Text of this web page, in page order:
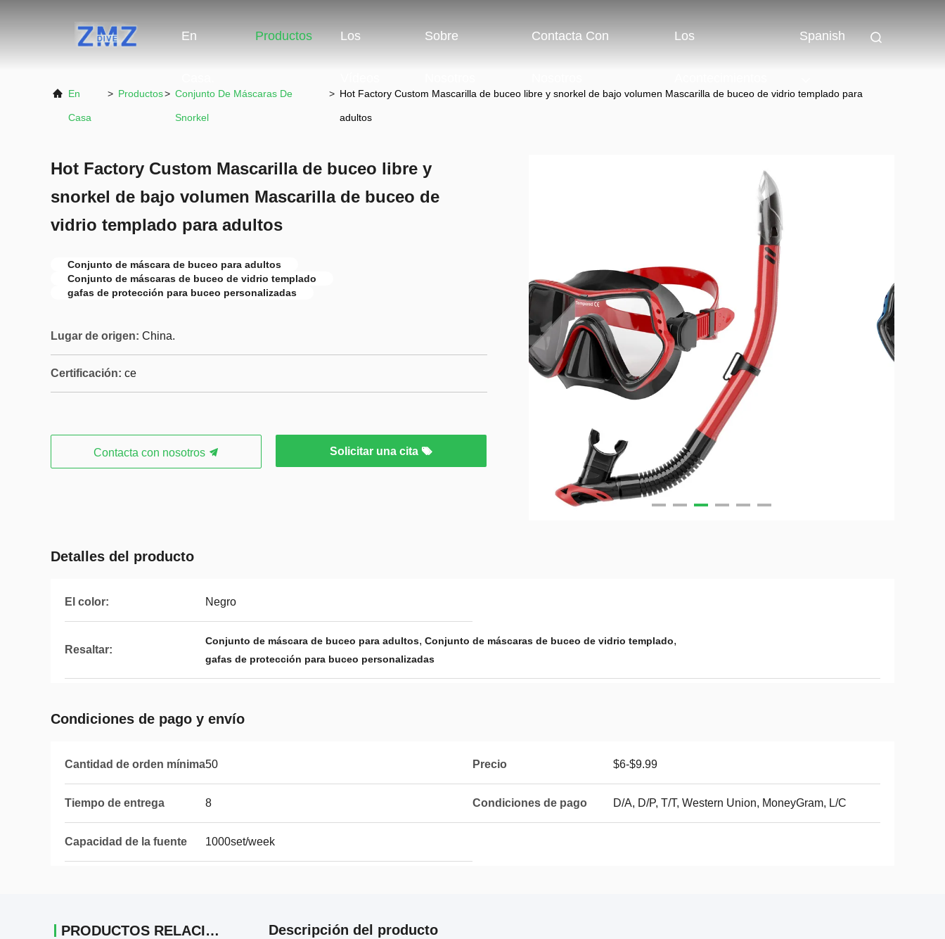
En Productos Los Sobre Contacta Con Los Spanish
En
Casa
> Productos> Conjunto De Máscaras De
Snorkel
> Hot Factory Custom Mascarilla de buceo libre y snorkel de bajo volumen Mascarilla de buceo de vidrio templado para
adultos
Hot Factory Custom Mascarilla de buceo libre y
snorkel de bajo volumen Mascarilla de buceo de
vidrio templado para adultos
Conjunto de máscara de buceo para adultos
Conjunto de máscaras de buceo de vidrio templado
gafas de protección para buceo personalizadas
Lugar de origen: China.
Certificación: ce
Contacta con nosotros Solicitar una cita
Detalles del producto
El color: Negro
Resaltar:
Conjunto de máscara de buceo para adultos, Conjunto de máscaras de buceo de vidrio templado,
gafas de protección para buceo personalizadas
Condiciones de pago y envío
Cantidad de orden mínima50 Precio $6-$9.99
Tiempo de entrega 8 Condiciones de pago D/A, D/P, T/T, Western Union, MoneyGram, L/C
Capacidad de la fuente 1000set/week
PRODUCTOS RELACIONADOS Descripción del producto